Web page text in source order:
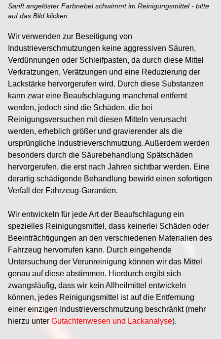
Sanft angelöster Farbnebel schwimmt im Reinigungsmittel - bitte
auf das Bild klicken.
Wir verwenden zur Beseitigung von
Industrieverschmutzungen keine aggressiven Säuren,
Verdünnungen oder Schleifpasten, da durch diese Mittel
Verkratzungen, Verätzungen und eine Reduzierung der
Lackstärke hervorgerufen wird. Durch diese Substanzen
kann zwar eine Beaufschlagung manchmal entfernt
werden, jedoch sind die Schäden, die bei
Reinigungsversuchen mit diesen Mitteln verursacht
werden, erheblich größer und gravierender als die
ursprüngliche Industrieverschmutzung. Außerdem werden
besonders durch die Säurebehandlung Spätschäden
hervorgerufen, die erst nach Jahren sichtbar werden. Eine
derartig schädigende Behandlung bewirkt einen sofortigen
Verfall der Fahrzeug-Garantien.
Wir entwickeln für jede Art der Beaufschlagung ein
spezielles Reinigungsmittel, dass keinerlei Schäden oder
Beeinträchtigungen an den verschiedenen Materialien des
Fahrzeug hervorrufen kann. Durch eingehende
Untersuchung der Verunreinigung können wir das Mittel
genau auf diese abstimmen. Hierdurch ergibt sich
zwangsläufig, dass wir kein Allheilmittel entwickeln
können, jedes Reinigungsmittel ist auf die Entfernung
einer einzigen Industrieverschmutzung beschränkt (mehr
hierzu unter Gutachtenwesen und Lackanalyse).